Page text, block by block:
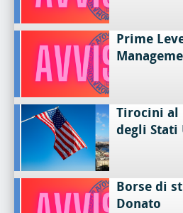
Prime
Tirocini al
degli Stati
Borse di
Donato